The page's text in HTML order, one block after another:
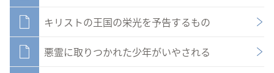
キリストの王国の栄光を予告するもの
悪霊に取りつかれた少年がいやされる